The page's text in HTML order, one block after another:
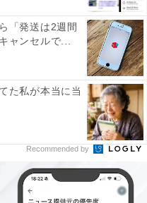
「発送は2週間
ャンセルで...
た私が本当に当
Recommended by